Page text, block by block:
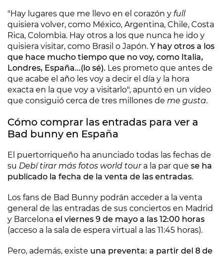
"Hay lugares que me llevo en el corazón y full
quisiera volver, como México, Argentina, Chile, Costa
Rica, Colombia. Hay otros a los que nunca he ido y
quisiera visitar, como Brasil o Japón. Y hay otros a los
que hace mucho tiempo que no voy, como Italia,
Londres, España...(lo sé). Les prometo que antes de
que acabe el año les voy a decir el día y la hora
exacta en la que voy a visitarlo", apuntó en un vídeo
que consiguió cerca de tres millones de me gusta.
Cómo comprar las entradas para ver a
Bad bunny en España
El puertorriqueño ha anunciado todas las fechas de
su Debí tirar más fotos world toura la par que se ha
publicado la fecha de la venta de las entradas.
Los fans de Bad Bunny podrán acceder a la venta
general de las entradas de sus conciertos en Madrid
y Barcelona el viernes 9 de mayo a las 12:00 horas
(acceso a la sala de espera virtual a las 11:45 horas).
Pero, además, existe una preventa: a partir del 8 de